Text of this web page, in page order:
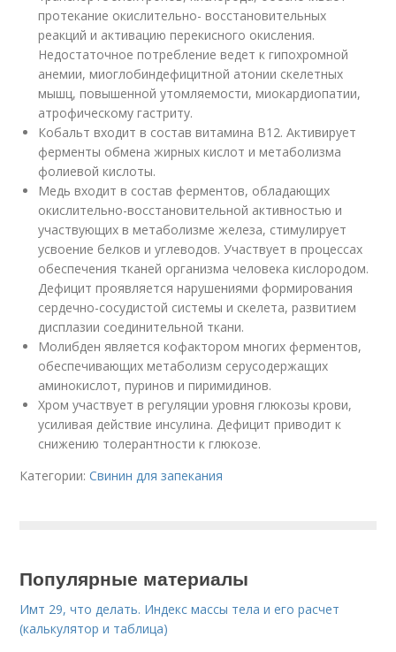
протекание окислительно- восстановительных
реакций и активацию перекисного окисления.
Недостаточное потребление ведет к гипохромной
анемии, миоглобиндефицитной атонии скелетных
мышц, повышенной утомляемости, миокардиопатии,
атрофическому гастриту.
Кобальт входит в состав витамина В12. Активирует
ферменты обмена жирных кислот и метаболизма
фолиевой кислоты.
Медь входит в состав ферментов, обладающих
окислительно-восстановительной активностью и
участвующих в метаболизме железа, стимулирует
усвоение белков и углеводов. Участвует в процессах
обеспечения тканей организма человека кислородом.
Дефицит проявляется нарушениями формирования
сердечно-сосудистой системы и скелета, развитием
дисплазии соединительной ткани.
Молибден является кофактором многих ферментов,
обеспечивающих метаболизм серусодержащих
аминокислот, пуринов и пиримидинов.
Хром участвует в регуляции уровня глюкозы крови,
усиливая действие инсулина. Дефицит приводит к
снижению толерантности к глюкозе.
Категории:Свинин для запекания
Популярные материалы
Имт 29, что делать. Индекс массы тела и его расчет
(калькулятор и таблица)